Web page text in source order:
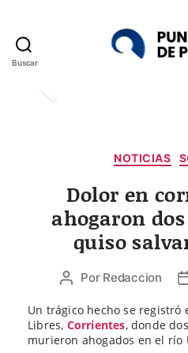
Buscar
NOTICIAS
Dolor en
ahogaron
quiso
Autor
la
entrada
Por Redaccion
Un trágico hecho se registró
Libres, Corrientes, donde
murieron ahogados en el río